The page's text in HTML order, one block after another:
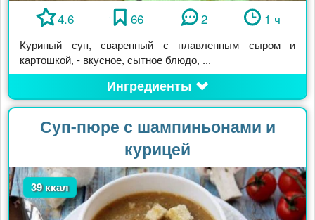
4.6 66 2 1 ч
Куриный суп, сваренный с плавленным сыром и
картошкой, - вкусное, сытное блюдо, ...
Ингредиенты
Суп-пюре с шампиньонами и
курицей
39 ккал